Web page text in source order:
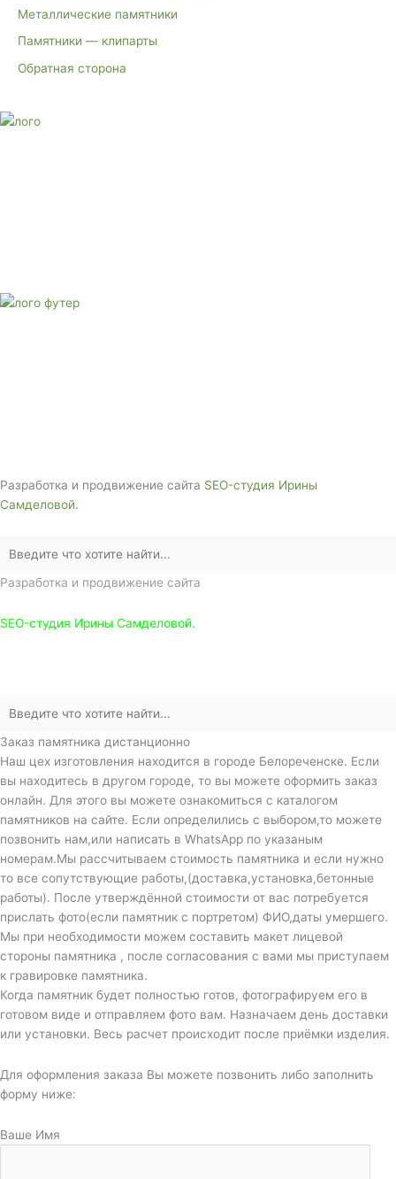
Металлические памятники
Памятники — клипарты
Обратная сторона
Разработка и продвижение сайта SEO-студия Ирины
Самделовой.
Разработка и продвижение сайта
SEO-студия Ирины Самделовой.
Заказ памятника дистанционно
Наш цех изготовления находится в городе Белореченске. Если
вы находитесь в другом городе, то вы можете оформить заказ
онлайн. Для этого вы можете ознакомиться с каталогом
памятников на сайте. Если определились с выбором,то можете
позвонить нам,или написать в WhatsApp по указаным
номерам.Мы рассчитываем стоимость памятника и если нужно
то все сопутствующие работы,(доставка,установка,бетонные
работы). После утверждённой стоимости от вас потребуется
прислать фото(если памятник с портретом) ФИО,даты умершего.
Мы при необходимости можем составить макет лицевой
стороны памятника , после согласования с вами мы приступаем
к гравировке памятника.
Когда памятник будет полностью готов, фотографируем его в
готовом виде и отправляем фото вам. Назначаем день доставки
или установки. Весь расчет происходит после приёмки изделия.
Для оформления заказа Вы можете позвонить либо заполнить
форму ниже:
Ваше Имя